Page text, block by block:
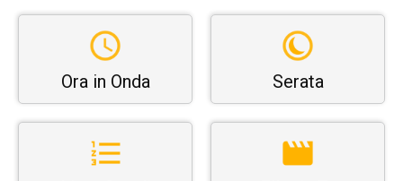
Ora in Onda Serata